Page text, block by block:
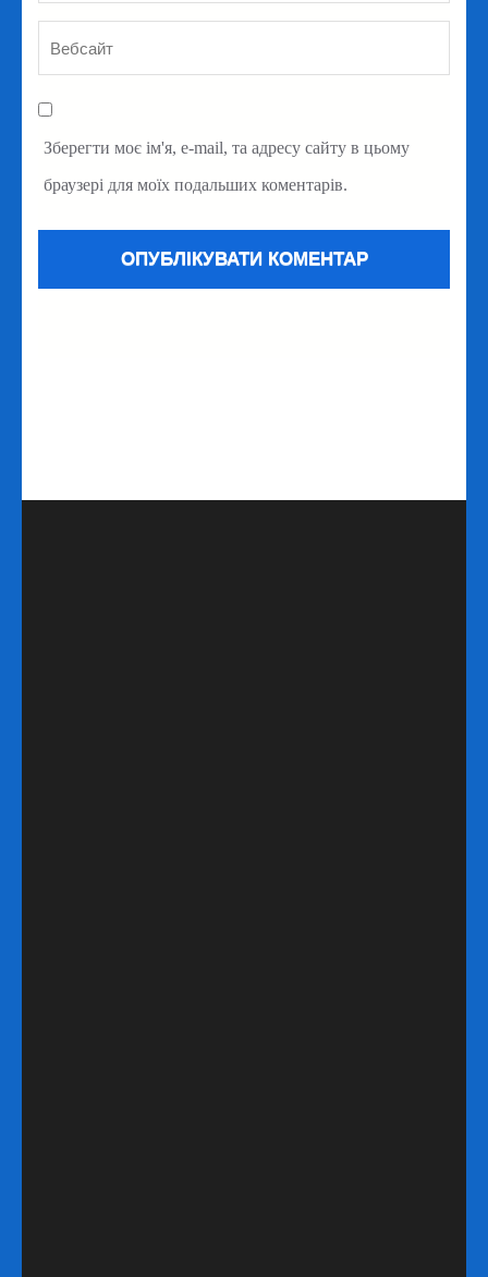
Зберегти моє ім'я, e-mail, та адресу сайту в цьому
браузері для моїх подальших коментарів.